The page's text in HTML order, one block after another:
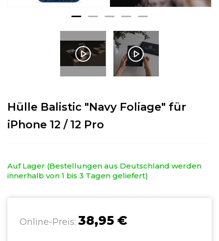
Hülle Balistic "Navy Foliage" für
iPhone 12 / 12 Pro
Auf Lager (Bestellungen aus Deutschland werden
innerhalb von 1 bis 3 Tagen geliefert)
Online-Preis: 38,95 €